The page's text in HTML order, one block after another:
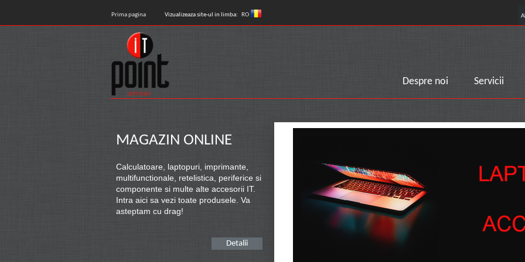
Prima pagina Vizualizeaza site-ul in limba: RO
Despre noi Servicii
MAGAZIN ONLINE
Calculatoare, laptopuri, imprimante,
multifunctionale, retelistica, periferice si
componente si multe alte accesorii IT.
Intra aici sa vezi toate produsele. Va
asteptam cu drag!
Detalii